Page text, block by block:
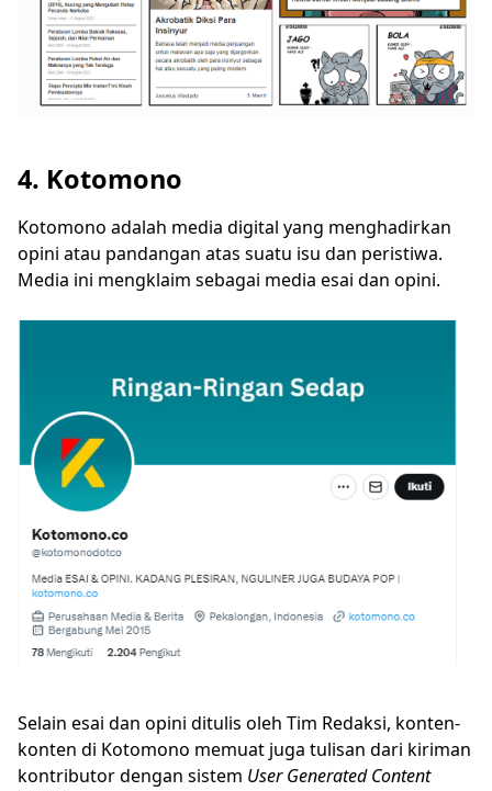
4. Kotomono
Kotomono adalah media digital yang menghadirkan
opini atau pandangan atas suatu isu dan peristiwa.
Media ini mengklaim sebagai media esai dan opini.
Selain esai dan opini ditulis oleh Tim Redaksi, konten-
konten di Kotomono memuat juga tulisan dari kiriman
kontributor dengan sistem User Generated Content